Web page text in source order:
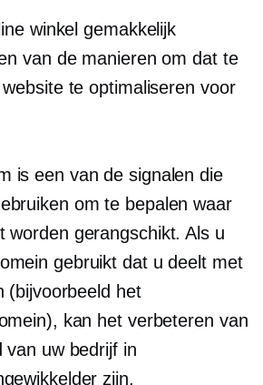
winkel gemakkelijk
van de manieren om dat te
te optimaliseren voor
is een van de signalen die
om te bepalen waar
worden gerangschikt. Als u
gebruikt dat u deelt met
(bijvoorbeeld het
kan het verbeteren van
van uw bedrijf in
zijn.